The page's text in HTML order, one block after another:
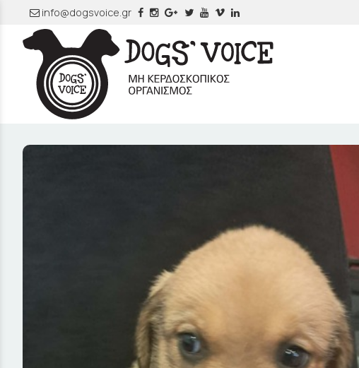
info@dogsvoice.gr